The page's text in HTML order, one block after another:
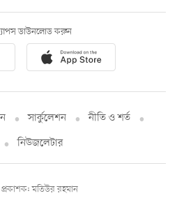
ডাউনলোড করুন
সার্কুলেশন
নীতি ও শর্ত
নিউজলেটার
মতিউর রহমান